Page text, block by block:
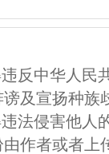
反中华人民
及宣扬种族
法侵害他人
作者或者上